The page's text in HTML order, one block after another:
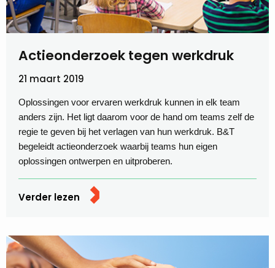
Actieonderzoek tegen werkdruk
21 maart 2019
Oplossingen voor ervaren werkdruk kunnen in elk team
anders zijn. Het ligt daarom voor de hand om teams zelf de
regie te geven bij het verlagen van hun werkdruk. B&T
begeleidt actieonderzoek waarbij teams hun eigen
oplossingen ontwerpen en uitproberen.
Verder lezen